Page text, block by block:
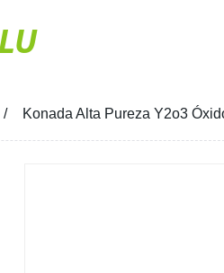
Konada Alta Pureza Y2o3